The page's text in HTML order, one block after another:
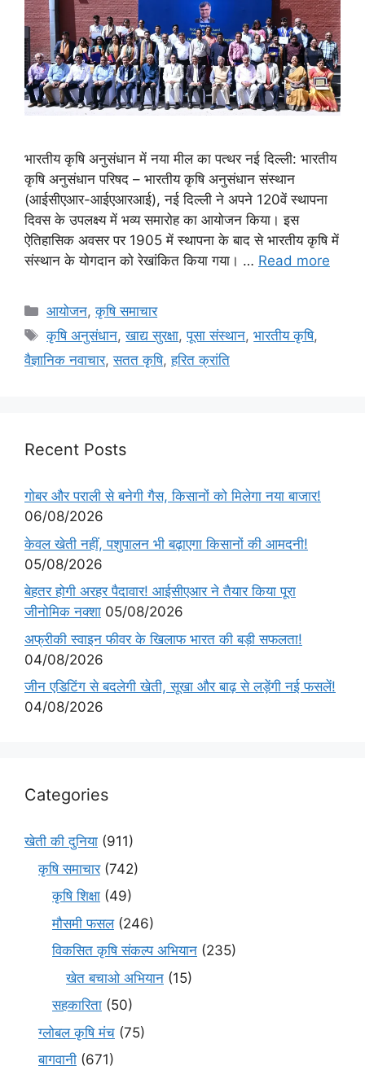
भारतीय कृषि अनुसंधान में नया मील का पत्थर नई दिल्ली: भारतीय
कृषि अनुसंधान परिषद – भारतीय कृषि अनुसंधान संस्थान
(आईसीएआर-आईएआरआई), नई दिल्ली ने अपने 120वें स्थापना
दिवस के उपलक्ष्य में भव्य समारोह का आयोजन किया। इस
ऐतिहासिक अवसर पर 1905 में स्थापना के बाद से भारतीय कृषि में
संस्थान के योगदान को रेखांकित किया गया। … Read more
आयोजन,कृषि समाचार
कृषि अनुसंधान,खाद्य सुरक्षा,पूसा संस्थान,भारतीय कृषि,
वैज्ञानिक नवाचार,सतत कृषि,हरित क्रांति
Recent Posts
गोबर और पराली से बनेगी गैस, किसानों को मिलेगा नया बाजार!
06/08/2026
केवल खेती नहीं, पशुपालन भी बढ़ाएगा किसानों की आमदनी!
05/08/2026
बेहतर होगी अरहर पैदावार! आईसीएआर ने तैयार किया पूरा
जीनोमिक नक्शा 05/08/2026
अफ्रीकी स्वाइन फीवर के खिलाफ भारत की बड़ी सफलता!
04/08/2026
जीन एडिटिंग से बदलेगी खेती, सूखा और बाढ़ से लड़ेंगी नई फसलें!
04/08/2026
Categories
खेती की दुनिया (911)
कृषि समाचार(742)
कृषि शिक्षा (49)
मौसमी फसल(246)
विकसित कृषि संकल्प अभियान (235)
खेत बचाओ अभियान (15)
सहकारिता (50)
ग्लोबल कृषि मंच (75)
बागवानी (671)